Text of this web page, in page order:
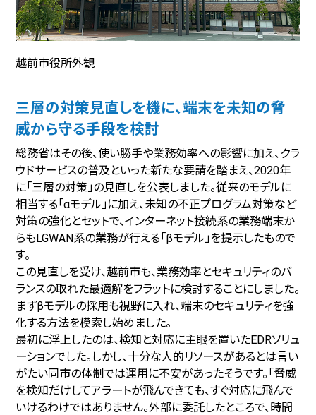
越前市役所外観
三層の対策見直しを機に、端末を未知の脅
威から守る手段を検討
総務省はその後、使い勝手や業務効率への影響に加え、クラ
ウドサービスの普及といった新たな要請を踏まえ、2020年
に「三層の対策」の見直しを公表しました。従来のモデルに
相当する「αモデル」に加え、未知の不正プログラム対策など
対策の強化とセットで、インターネット接続系の業務端末か
らもLGWAN系の業務が行える「βモデル」を提示したもので
す。
この見直しを受け、越前市も、業務効率とセキュリティのバ
ランスの取れた最適解をフラットに検討することにしました。
まずβモデルの採用も視野に入れ、端末のセキュリティを強
化する方法を模索し始めました。
最初に浮上したのは、検知と対応に主眼を置いたEDRソリュ
ーションでした。しかし、十分な人的リソースがあるとは言い
がたい同市の体制では運用に不安があったそうです。「脅威
を検知だけしてアラートが飛んできても、すぐ対応に飛んで
いけるわけではありません。外部に委託したところで、時間